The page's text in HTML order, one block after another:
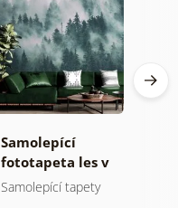
Samolepící
fototapeta les v
mlze
Samolepící tapety